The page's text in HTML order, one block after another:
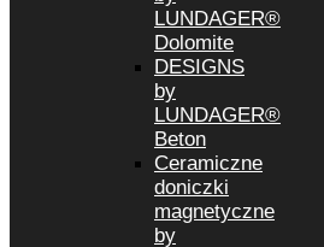
LUNDAGER®
Dolomite
DESIGNS
by
LUNDAGER®
Beton
Ceramiczne
doniczki
magnetyczne
by